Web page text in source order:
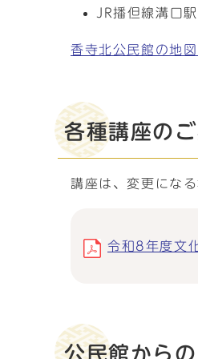
JR播但線溝口
香寺北公民館の地
各種講座の
講座は、変更にな
令和8年度文
公民館から